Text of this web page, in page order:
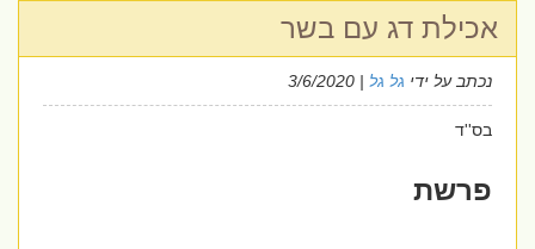
אכילת דג עם בשר
נכתב על ידיגל גל | 3/6/2020
בס''ד
פרשת